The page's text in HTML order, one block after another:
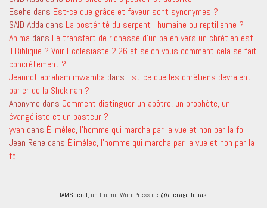
Esehe dans Est-ce que grâce et faveur sont synonymes ?
SAID Adda dans La postérité du serpent ; humaine ou reptilienne ?
Ahima dans Le transfert de richesse d’un païen vers un chrétien est-
il Biblique ? Voir Ecclesiaste 2:26 et selon vous comment cela se fait
concrètement ?
Jeannot abraham mwamba dans Est-ce que les chrétiens devraient
parler de la Shekinah ?
Anonyme dans Comment distinguer un apôtre, un prophète, un
évangéliste et un pasteur ?
yvan dans Élimélec, l’homme qui marcha par la vue et non par la foi
Jean Rene dans Élimélec, l’homme qui marcha par la vue et non par la
foi
IAMSocial , un theme WordPress de @aicragellebasi